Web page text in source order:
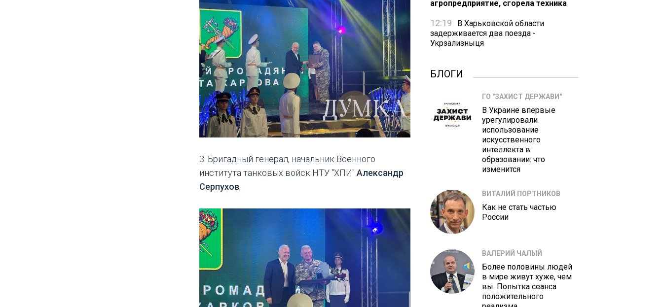
3. Бригадный генерал, начальник Военного
института танковых войск НТУ "ХПИ" Александр
Серпухов;
агропредприятие, сгорела техника
12:19
В Харьковской области
задерживается два поезда -
Укрзализныця
БЛОГИ
ГО "ЗАХИСТ ДЕРЖАВИ"
В Украине впервые
урегулировали
использование
искусственного
интеллекта в
образовании: что
изменится
ВИТАЛИЙ ПОРТНИКОВ
Как не стать частью
России
ВАЛЕРИЙ ЧАЛЫЙ
Более половины людей
в мире живут хуже, чем
вы. Попытка сеанса
положительного